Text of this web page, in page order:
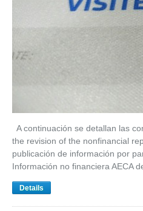
A continuación se detallan las
the revision of the nonfinancial
publicación de información por
Información no financiera AECA
Details